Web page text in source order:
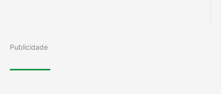
Publicidade